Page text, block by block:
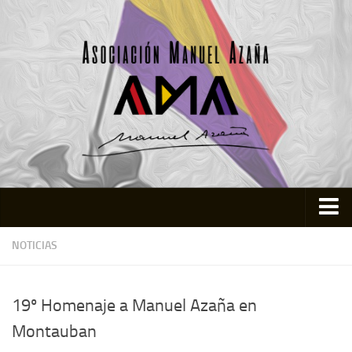
Inicio
Quienes somos
Actividades
NOTICIAS
19º Homenaje a Manuel Azaña en
Montauban